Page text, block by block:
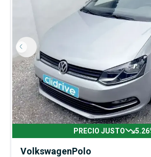
PRECIO JUSTO 5.26
VolkswagenPolo